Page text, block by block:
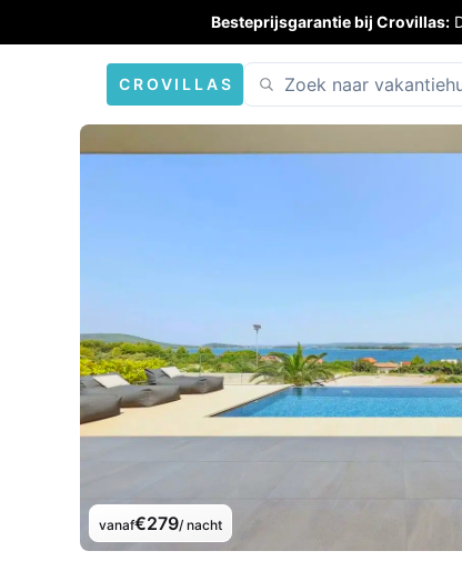
Besteprijsgarantie bij Crovillas:
CROVILLAS
vanaf€279/ nacht